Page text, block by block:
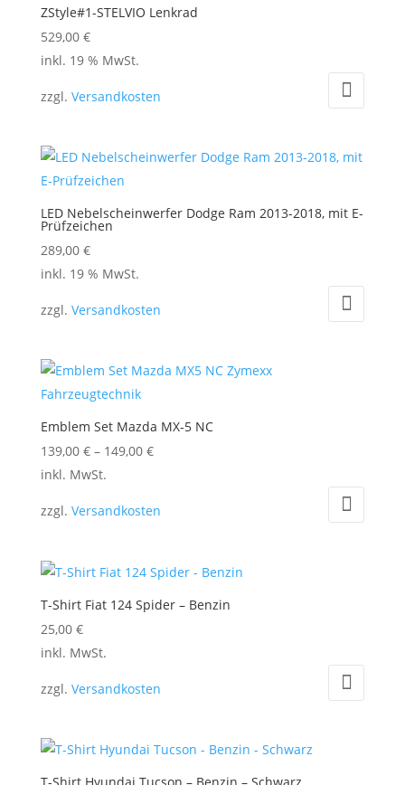
ZStyle#1-STELVIO Lenkrad
529,00 €
inkl. 19 % MwSt.
zzgl. Versandkosten
LED Nebelscheinwerfer Dodge Ram 2013-2018, mit E-
Prüfzeichen
289,00 €
inkl. 19 % MwSt.
zzgl. Versandkosten
Emblem Set Mazda MX-5 NC
139,00 €– 149,00 €
Dieses
weist
Varianten
Die
Optionen
können
auf
gewählt
werden
inkl. MwSt.
zzgl. Versandkosten
T-Shirt Fiat 124 Spider – Benzin
25,00 €
Dieses
weist
Varianten
inkl. MwSt.
zzgl. Versandkosten